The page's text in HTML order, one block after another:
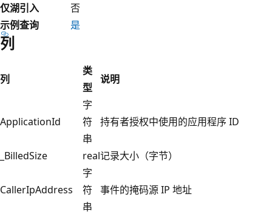
仅湖引入
否
示例查询
是
列
列
类
型
说明
ApplicationId
字
符
串
持有者授权中使用的应用程序 ID
_BilledSize real记录大小（字节）
CallerIpAddress
字
符
串
事件的掩码源 IP 地址